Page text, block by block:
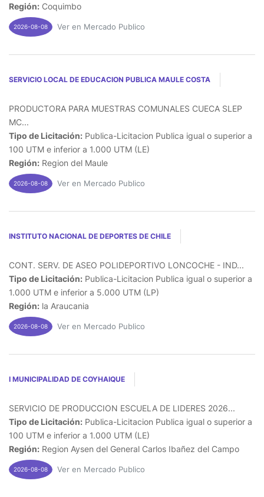
Región: Coquimbo
2026-08-08 Ver en Mercado Publico
SERVICIO LOCAL DE EDUCACION PUBLICA MAULE COSTA
PRODUCTORA PARA MUESTRAS COMUNALES CUECA SLEP
MC...
Tipo de Licitación: Publica-Licitacion Publica igual o superior a
100 UTM e inferior a 1.000 UTM (LE)
Región: Region del Maule
2026-08-08 Ver en Mercado Publico
INSTITUTO NACIONAL DE DEPORTES DE CHILE
CONT. SERV. DE ASEO POLIDEPORTIVO LONCOCHE - IND...
Tipo de Licitación: Publica-Licitacion Publica igual o superior a
1.000 UTM e inferior a 5.000 UTM (LP)
Región: la Araucania
2026-08-08 Ver en Mercado Publico
I MUNICIPALIDAD DE COYHAIQUE
SERVICIO DE PRODUCCION ESCUELA DE LIDERES 2026...
Tipo de Licitación: Publica-Licitacion Publica igual o superior a
100 UTM e inferior a 1.000 UTM (LE)
Región: Region Aysen del General Carlos Ibañez del Campo
2026-08-08 Ver en Mercado Publico